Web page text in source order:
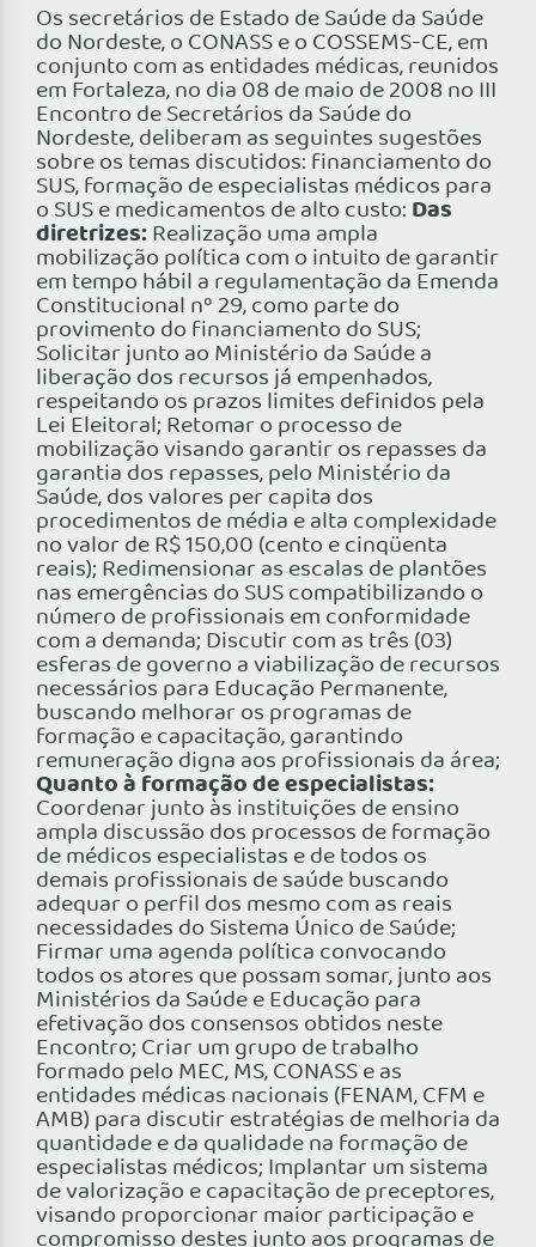
Os secretários de Estado de Saúde da Saúde
do Nordeste, o CONASS e o COSSEMS-CE, em
conjunto com as entidades médicas, reunidos
em Fortaleza, no dia 08 de maio de 2008 no III
Encontro de Secretários da Saúde do
Nordeste, deliberam as seguintes sugestões
sobre os temas discutidos: financiamento do
SUS, formação de especialistas médicos para
o SUS e medicamentos de alto custo: Das
diretrizes:Realização uma ampla
mobilização política com o intuito de garantir
em tempo hábil a regulamentação da Emenda
Constitucional nº 29, como parte do
provimento do financiamento do SUS;
Solicitar junto ao Ministério da Saúde a
liberação dos recursos já empenhados,
respeitando os prazos limites definidos pela
Lei Eleitoral; Retomar o processo de
mobilização visando garantir os repasses da
garantia dos repasses, pelo Ministério da
Saúde, dos valores per capita dos
procedimentos de média e alta complexidade
no valor de R$ 150,00 (cento e cinqüenta
reais); Redimensionar as escalas de plantões
nas emergências do SUS compatibilizando o
número de profissionais em conformidade
com a demanda; Discutir com as três (03)
esferas de governo a viabilização de recursos
necessários para Educação Permanente,
buscando melhorar os programas de
formação e capacitação, garantindo
remuneração digna aos profissionais da área;
Quanto à formação de especialistas:
Coordenar junto às instituições de ensino
ampla discussão dos processos de formação
de médicos especialistas e de todos os
demais profissionais de saúde buscando
adequar o perfil dos mesmo com as reais
necessidades do Sistema Único de Saúde;
Firmar uma agenda política convocando
todos os atores que possam somar, junto aos
Ministérios da Saúde e Educação para
efetivação dos consensos obtidos neste
Encontro; Criar um grupo de trabalho
formado pelo MEC, MS, CONASS e as
entidades médicas nacionais (FENAM, CFM e
AMB) para discutir estratégias de melhoria da
quantidade e da qualidade na formação de
especialistas médicos; Implantar um sistema
de valorização e capacitação de preceptores,
visando proporcionar maior participação e